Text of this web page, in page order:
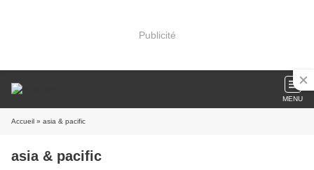
Publicité
MENU
Accueil » asia & pacific
asia & pacific